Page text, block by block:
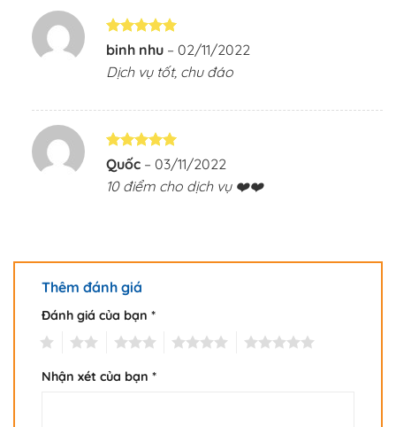
Được xếp
hạng
sao
binh nhu – 02/11/2022
Dịch vụ tốt, chu đáo
Được xếp
hạng
sao
Quốc – 03/11/2022
10 điểm cho dịch vụ ❤️❤️
Thêm đánh giá
Đánh giá của bạn *
Nhận xét của bạn *